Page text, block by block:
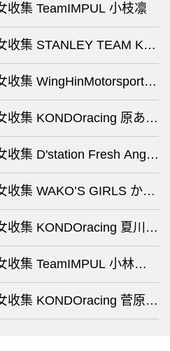
收集 TeamIMPUL 小枝凛
收集 STANLEY TEAM
收集 WingHinMotorsports
收集 KONDOracing 原あゆみ
【國王車訊】車模美女收集 D'station Fresh
收集 WAKO’S GIRLS かみ
收集 KONDOracing 夏川い
收集 TeamIMPUL 小林琉唯
收集 KONDOracing 菅原早記